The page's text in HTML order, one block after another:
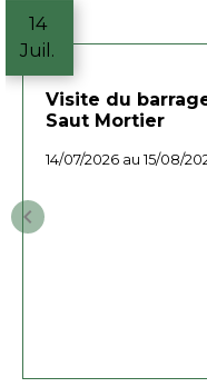
14
Juil.
Visite du
Saut Mortier
14/07/2026 au 15/08/
keyboard_arrow_left